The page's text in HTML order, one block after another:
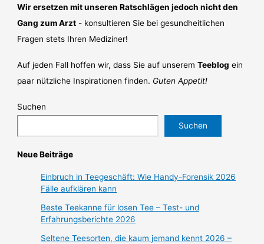
Wir ersetzen mit unseren Ratschlägen jedoch nicht den
Gang zum Arzt - konsultieren Sie bei gesundheitlichen
Fragen stets Ihren Mediziner!
Auf jeden Fall hoffen wir, dass Sie auf unseremTeeblog ein
paar nützliche Inspirationen finden. Guten Appetit!
Suchen
Suchen
Neue Beiträge
Einbruch in Teegeschäft: Wie Handy-Forensik 2026
Fälle aufklären kann
Beste Teekanne für losen Tee – Test- und
Erfahrungsberichte 2026
Seltene Teesorten, die kaum jemand kennt 2026 –